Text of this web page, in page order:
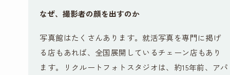
なぜ、撮影者の顔を出すのか
写真館はたくさんあります。就活写真を専門に掲げ
る店もあれば、全国展開しているチェーン店もあり
ます。リクルートフォトスタジオは、約15年前、アパ